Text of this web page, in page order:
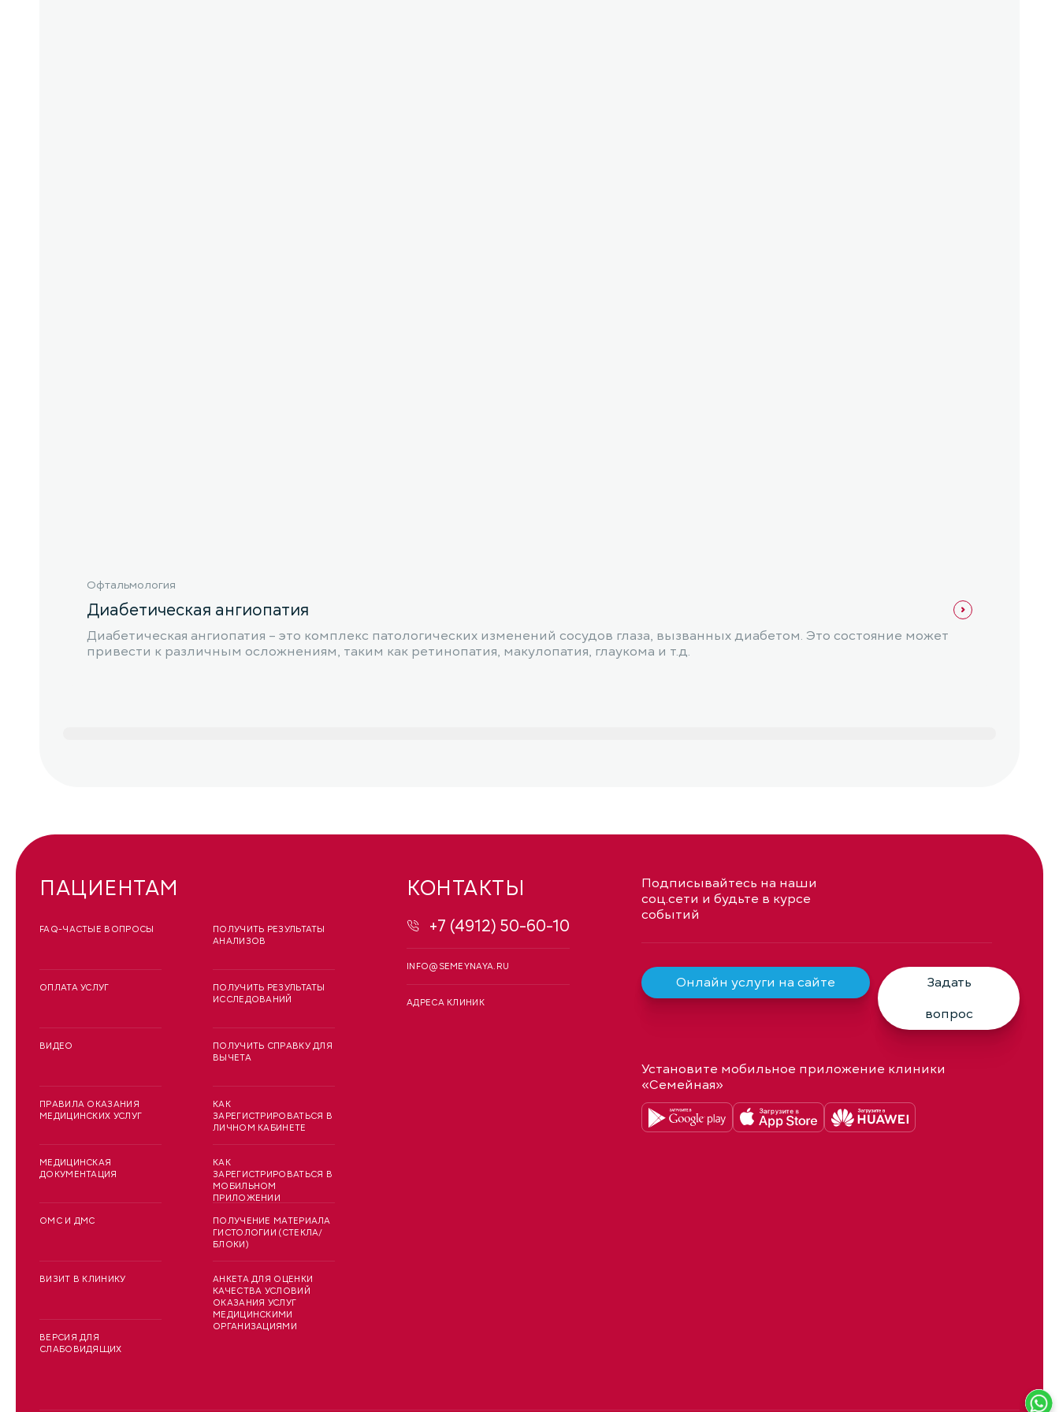
Офтальмология
Диабетическая ангиопатия
Диабетическая ангиопатия – это комплекс патологических изменений сосудов глаза, вызванных диабетом. Это состояние может
привести к различным осложнениям, таким как ретинопатия, макулопатия, глаукома и т.д.
ПАЦИЕНТАМ
FAQ-ЧАСТЫЕ ВОПРОСЫ
ОПЛАТА УСЛУГ
ВИДЕО
ПРАВИЛА ОКАЗАНИЯ
МЕДИЦИНСКИХ УСЛУГ
МЕДИЦИНСКАЯ
ДОКУМЕНТАЦИЯ
ОМС И ДМС
ВИЗИТ В КЛИНИКУ
ВЕРСИЯ ДЛЯ
СЛАБОВИДЯЩИХ
ПОЛУЧИТЬ РЕЗУЛЬТАТЫ
АНАЛИЗОВ
ПОЛУЧИТЬ РЕЗУЛЬТАТЫ
ИССЛЕДОВАНИЙ
ПОЛУЧИТЬ СПРАВКУ ДЛЯ
ВЫЧЕТА
КАК
ЗАРЕГИСТРИРОВАТЬСЯ В
ЛИЧНОМ КАБИНЕТЕ
КАК
ЗАРЕГИСТРИРОВАТЬСЯ В
МОБИЛЬНОМ
ПРИЛОЖЕНИИ
ПОЛУЧЕНИЕ МАТЕРИАЛА
ГИСТОЛОГИИ (СТЕКЛА/
БЛОКИ)
АНКЕТА ДЛЯ ОЦЕНКИ
КАЧЕСТВА УСЛОВИЙ
ОКАЗАНИЯ УСЛУГ
МЕДИЦИНСКИМИ
ОРГАНИЗАЦИЯМИ
КОНТАКТЫ
+7 (4912) 50-60-10
INFO@SEMEYNAYA.RU
АДРЕСА КЛИНИК
Подписывайтесь на наши
соц.сети и будьте в курсе
событий
Онлайн услуги на сайте
Задать
вопрос
Установите мобильное приложение клиники
«Семейная»